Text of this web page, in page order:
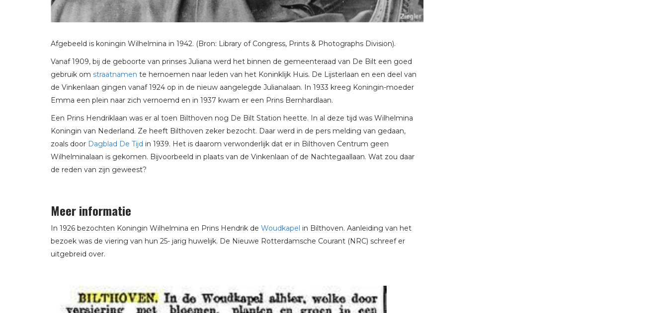
Afgebeeld is koningin Wilhelmina in 1942. (Bron: Library of Congress, Prints & Photographs Division).
Vanaf 1909, bij de geboorte van prinses Juliana werd het binnen de gemeenteraad van De Bilt een goed
gebruik om straatnamen te hernoemen naar leden van het Koninklijk Huis. De Lijsterlaan en een deel van
de Vinkenlaan gingen vanaf 1924 op in de nieuw aangelegde Julianalaan. In 1933 kreeg Koningin-moeder
Emma een plein naar zich vernoemd en in 1937 kwam er een Prins Bernhardlaan.
Een Prins Hendriklaan was er al toen Bilthoven nog De Bilt Station heette. In al deze tijd was Wilhelmina
Koningin van Nederland. Ze heeft Bilthoven zeker bezocht. Daar werd in de pers melding van gedaan,
zoals door Dagblad De Tijd in 1939. Het is daarom verwonderlijk dat er in Bilthoven Centrum geen
Wilhelminalaan is gekomen. Bijvoorbeeld in plaats van de Vinkenlaan of de Nachtegaallaan. Wat zou daar
de reden van zijn geweest?
Meer informatie
In 1926 bezochten Koningin Wilhelmina en Prins Hendrik de Woudkapel in Bilthoven. Aanleiding van het
bezoek was de viering van hun 25- jarig huwelijk. De Nieuwe Rotterdamsche Courant (NRC) schreef er
uitgebreid over.